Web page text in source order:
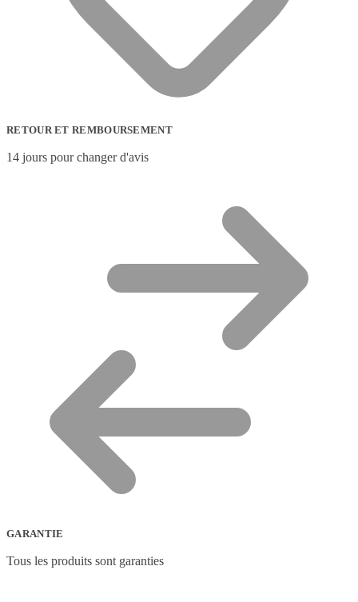
RETOUR ET REMBOURSEMENT
14 jours pour changer d'avis
GARANTIE
Tous les produits sont garanties